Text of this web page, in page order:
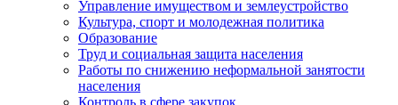
Управление имуществом и землеустройство
Культура, спорт и молодежная политика
Образование
Труд и социальная защита населения
Работы по снижению неформальной занятости
населения